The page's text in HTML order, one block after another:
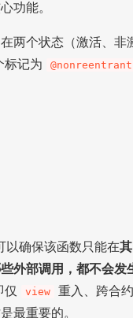
功能。
两个状态（激活、非
标记为
@nonreentrant
以确保该函数只能在其
外部调用，都不会发
仅 view
重入、跨合
最重要的。